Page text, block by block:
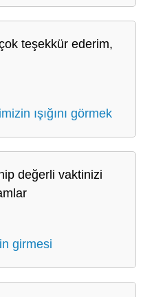
teşekkür ederim,
ışığını görmek
değerli vaktinizi
girmesi